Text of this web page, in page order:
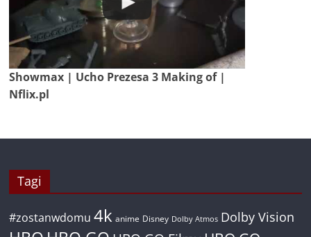
Showmax | Ucho Prezesa 3 Making of |
Nflix.pl
Tagi
#zostanwdomu 4k anime Disney Dolby Atmos Dolby Vision